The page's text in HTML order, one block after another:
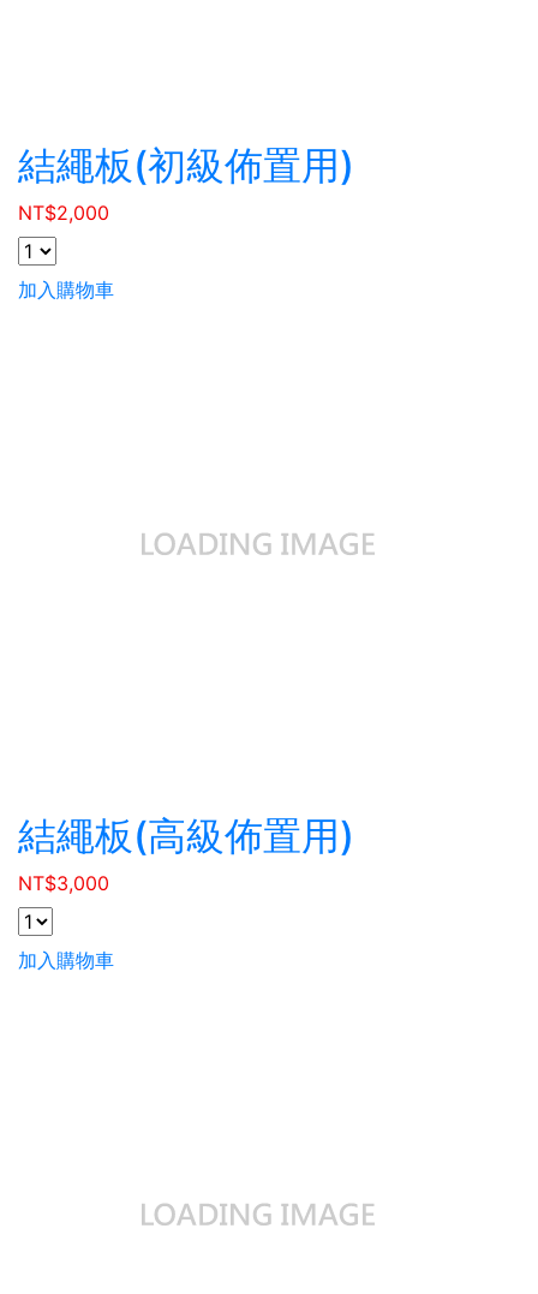
結繩板(初級佈置用)
NT$2,000
加入購物車
結繩板(高級佈置用)
NT$3,000
加入購物車